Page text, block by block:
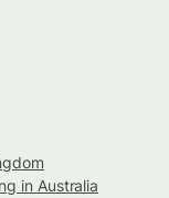
in Australia